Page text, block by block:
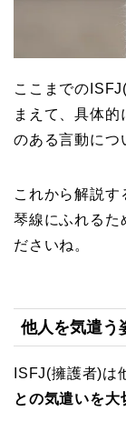
ここまでの
まえて、具体
のある言動につ
これから解説
琴線にふれるた
ださいね。
他人を気遣う
ISFJ(擁護者)は
との気遣いを大